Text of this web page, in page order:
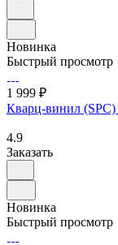
Новинка
Быстрый просмотр
1 999 ₽
Кварц-винил
4.9
Заказать
Новинка
Быстрый просмотр